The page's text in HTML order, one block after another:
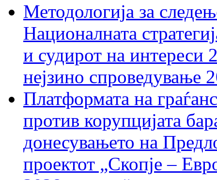
Методологија за
Националната
и судирот на интереси
нејзино спроведување
Платформата на
против корупцијата
донесувањето на
проектот „Скопје –